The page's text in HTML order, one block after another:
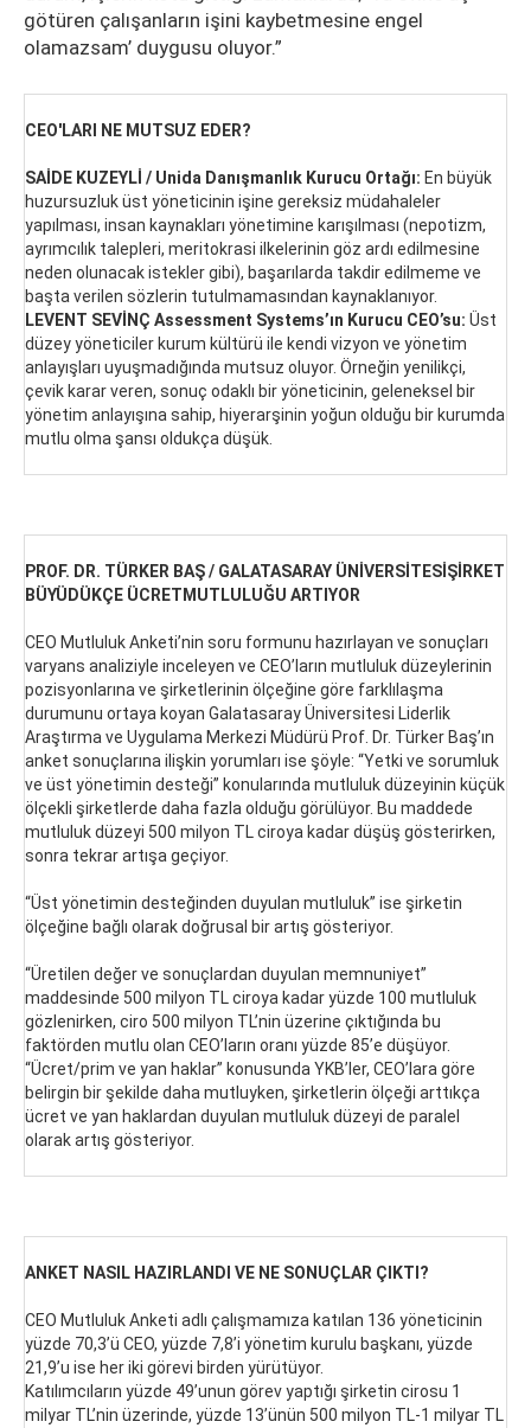
götüren çalışanların işini kaybetmesine engel
olamazsam’ duygusu oluyor.”
CEO'LARI NE MUTSUZ EDER?
SAİDE KUZEYLİ / Unida Danışmanlık Kurucu Ortağı: En büyük
huzursuzluk üst yöneticinin işine gereksiz müdahaleler
yapılması, insan kaynakları yönetimine karışılması (nepotizm,
ayrımcılık talepleri, meritokrasi ilkelerinin göz ardı edilmesine
neden olunacak istekler gibi), başarılarda takdir edilmeme ve
başta verilen sözlerin tutulmamasından kaynaklanıyor.
LEVENT SEVİNÇ Assessment Systems’ın Kurucu CEO’su: Üst
düzey yöneticiler kurum kültürü ile kendi vizyon ve yönetim
anlayışları uyuşmadığında mutsuz oluyor. Örneğin yenilikçi,
çevik karar veren, sonuç odaklı bir yöneticinin, geleneksel bir
yönetim anlayışına sahip, hiyerarşinin yoğun olduğu bir kurumda
mutlu olma şansı oldukça düşük.
PROF. DR. TÜRKER BAŞ / GALATASARAY ÜNİVERSİTESİŞİRKET
BÜYÜDÜKÇE ÜCRETMUTLULUĞU ARTIYOR
CEO Mutluluk Anketi’nin soru formunu hazırlayan ve sonuçları
varyans analiziyle inceleyen ve CEO’ların mutluluk düzeylerinin
pozisyonlarına ve şirketlerinin ölçeğine göre farklılaşma
durumunu ortaya koyan Galatasaray Üniversitesi Liderlik
Araştırma ve Uygulama Merkezi Müdürü Prof. Dr. Türker Baş’ın
anket sonuçlarına ilişkin yorumları ise şöyle: “Yetki ve sorumluk
ve üst yönetimin desteği” konularında mutluluk düzeyinin küçük
ölçekli şirketlerde daha fazla olduğu görülüyor. Bu maddede
mutluluk düzeyi 500 milyon TL ciroya kadar düşüş gösterirken,
sonra tekrar artışa geçiyor.
“Üst yönetimin desteğinden duyulan mutluluk” ise şirketin
ölçeğine bağlı olarak doğrusal bir artış gösteriyor.
“Üretilen değer ve sonuçlardan duyulan memnuniyet”
maddesinde 500 milyon TL ciroya kadar yüzde 100 mutluluk
gözlenirken, ciro 500 milyon TL’nin üzerine çıktığında bu
faktörden mutlu olan CEO’ların oranı yüzde 85’e düşüyor.
“Ücret/prim ve yan haklar” konusunda YKB’ler, CEO’lara göre
belirgin bir şekilde daha mutluyken, şirketlerin ölçeği arttıkça
ücret ve yan haklardan duyulan mutluluk düzeyi de paralel
olarak artış gösteriyor.
ANKET NASIL HAZIRLANDI VE NE SONUÇLAR ÇIKTI?
CEO Mutluluk Anketi adlı çalışmamıza katılan 136 yöneticinin
yüzde 70,3’ü CEO, yüzde 7,8’i yönetim kurulu başkanı, yüzde
21,9’u ise her iki görevi birden yürütüyor.
Katılımcıların yüzde 49’unun görev yaptığı şirketin cirosu 1
milyar TL’nin üzerinde, yüzde 13’ünün 500 milyon TL-1 milyar TL